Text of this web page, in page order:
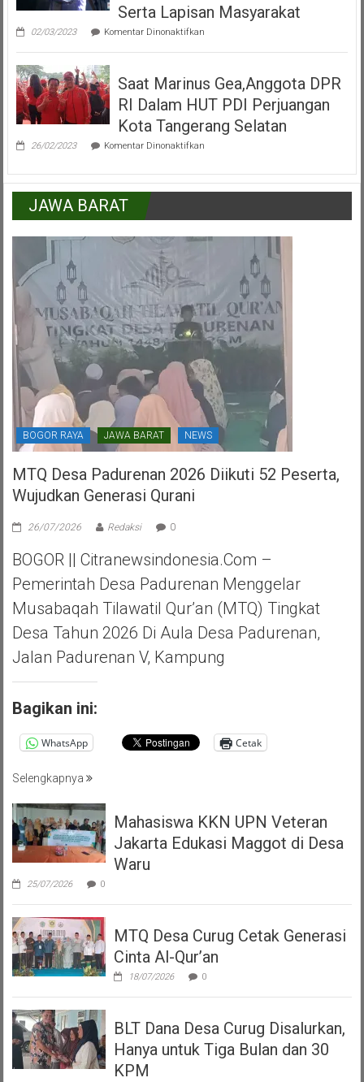
Tangerang
Selatan
Serta Lapisan Masyarakat
02/03/2023 Komentar Dinonaktifkanpada
:
Kecamatan
Pamulang
Peran
Lapisan
Masyarakat
Saat Marinus Gea,Anggota DPR
RI Dalam HUT PDI Perjuangan
Kota Tangerang Selatan
26/02/2023 Komentar Dinonaktifkanpada
Gea,Anggota
DPR
Dalam
Perjuangan
Tangerang
JAWA BARAT
BOGOR RAYA JAWA BARAT NEWS
MTQ Desa Padurenan 2026 Diikuti 52 Peserta,
Wujudkan Generasi Qurani
26/07/2026 Redaksi 0
BOGOR || Citranewsindonesia.com –
Pemerintah Desa Padurenan Menggelar
Musabaqah Tilawatil Qur’an (MTQ) Tingkat
Desa Tahun 2026 Di Aula Desa Padurenan,
Jalan Padurenan V, Kampung
Bagikan ini:
WhatsApp Cetak
Selengkapnya
Mahasiswa KKN UPN Veteran
Jakarta Edukasi Maggot di Desa
Waru
25/07/2026 0
MTQ Desa Curug Cetak Generasi
Cinta Al-Qur’an
18/07/2026 0
BLT Dana Desa Curug Disalurkan,
Hanya untuk Tiga Bulan dan 30
KPM